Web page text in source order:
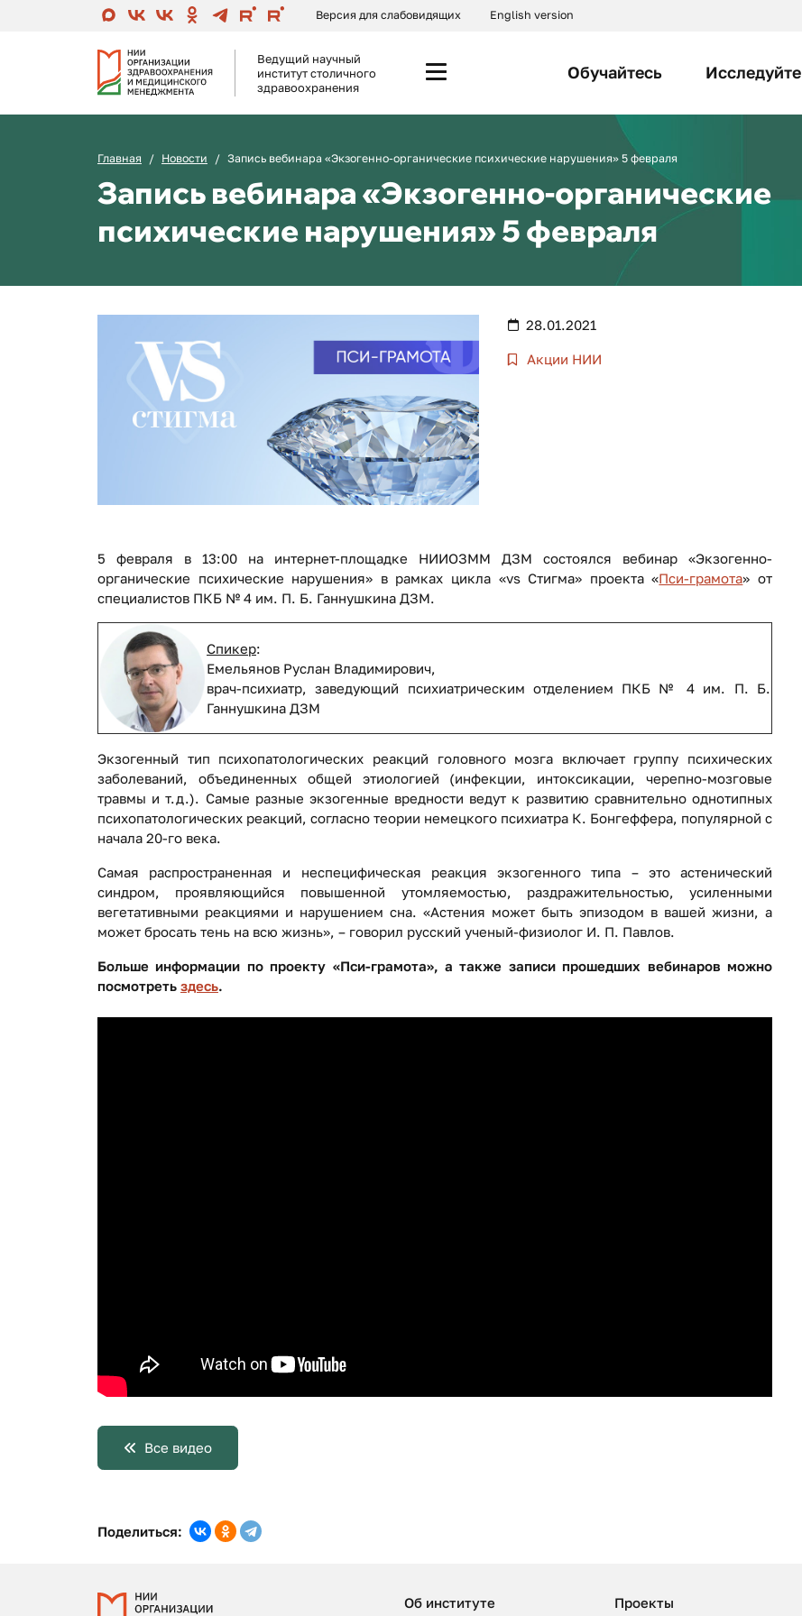
Версия для слабовидящих English version
Ведущий научный
институт столичного
здравоохранения
Обучайтесь Исследуйте
Главная Новости Запись вебинара «Экзогенно-органические психические нарушения» 5 февраля
Запись вебинара «Экзогенно-органические
психические нарушения» 5 февраля
28.01.2021
Акции НИИ
5 февраля в 13:00 на интернет-площадке НИИОЗММ ДЗМ состоялся вебинар «Экзогенно-
органические психические нарушения» в рамках цикла «vs Стигма» проекта «Пси-грамота» от
специалистов ПКБ № 4 им. П. Б. Ганнушкина ДЗМ.
Спикер:
Емельянов Руслан Владимирович,
врач-психиатр, заведующий психиатрическим отделением ПКБ № 4 им. П. Б.
Ганнушкина ДЗМ
Экзогенный тип психопатологических реакций головного мозга включает группу психических
заболеваний, объединенных общей этиологией (инфекции, интоксикации, черепно-мозговые
травмы и т.д.). Самые разные экзогенные вредности ведут к развитию сравнительно однотипных
психопатологических реакций, согласно теории немецкого психиатра К. Бонгеффера, популярной с
начала 20-го века.
Самая распространенная и неспецифическая реакция экзогенного типа – это астенический
синдром, проявляющийся повышенной утомляемостью, раздражительностью, усиленными
вегетативными реакциями и нарушением сна. «Астения может быть эпизодом в вашей жизни, а
может бросать тень на всю жизнь», – говорил русский ученый-физиолог И. П. Павлов.
Больше информации по проекту «Пси-грамота», а также записи прошедших вебинаров можно
посмотреть здесь.
Все видео
Поделиться:
Об институте Проекты